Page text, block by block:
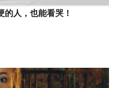
的人，也能看哭！